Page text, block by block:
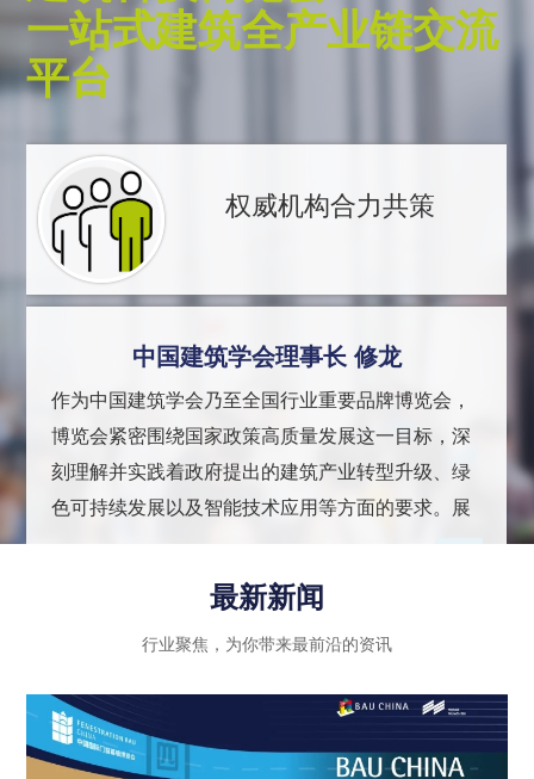
一站式建筑全产业链交流
平台
权威机构合力共策
中国建筑学会理事长 修龙
作为中国建筑学会乃至全国行业重要品牌博览会，
博览会紧密围绕国家政策高质量发展这一目标，深
刻理解并实践着政府提出的建筑产业转型升级、绿
色可持续发展以及智能技术应用等方面的要求。展
用，同时注重政策法规的引导和推动作用，进一步
推动建筑行业向高质量发展迈进。
最新新闻
行业聚焦，为你带来最前沿的资讯